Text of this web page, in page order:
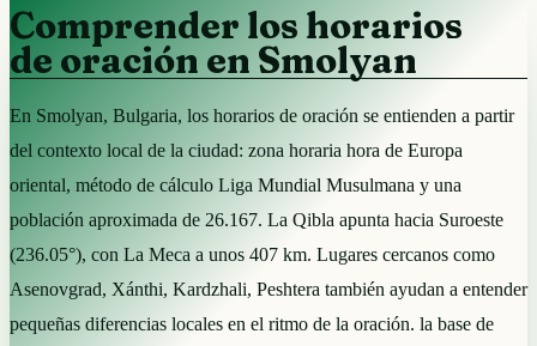
Comprender los horarios
de oración en Smolyan
En Smolyan, Bulgaria, los horarios de oración se entienden a partir
del contexto local de la ciudad: zona horaria hora de Europa
oriental, método de cálculo Liga Mundial Musulmana y una
población aproximada de 26.167. La Qibla apunta hacia Suroeste
(236.05°), con La Meca a unos 407 km. Lugares cercanos como
Asenovgrad, Xánthi, Kardzhali, Peshtera también ayudan a entender
pequeñas diferencias locales en el ritmo de la oración. la base de